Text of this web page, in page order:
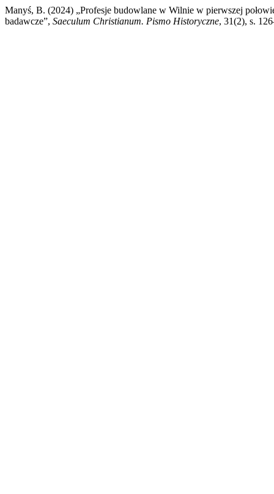
Manyś, B. (2024) „Profesje budowlane w Wilnie w pierwszej
badawcze”, Saeculum Christianum. Pismo Historyczne, 31(2), s.